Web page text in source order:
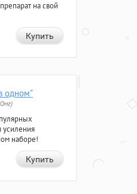
на свой
Купить
одном"
усиления
наборе!
Купить